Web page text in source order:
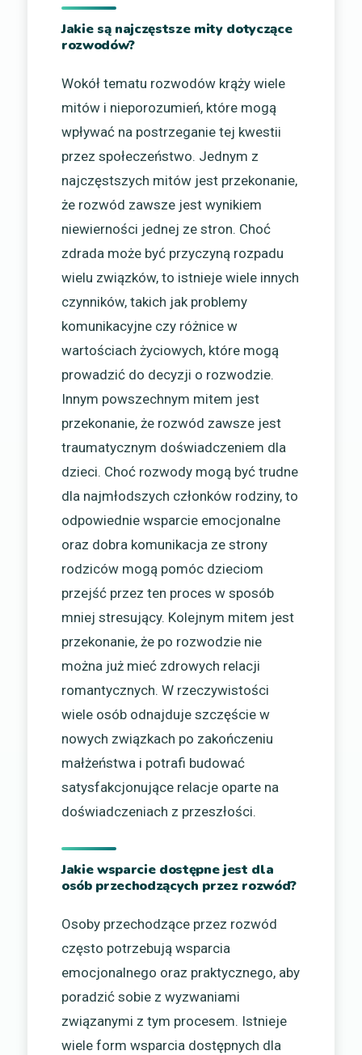
Jakie są najczęstsze mity dotyczące
rozwodów?
Wokół tematu rozwodów krąży wiele
mitów i nieporozumień, które mogą
wpływać na postrzeganie tej kwestii
przez społeczeństwo. Jednym z
najczęstszych mitów jest przekonanie,
że rozwód zawsze jest wynikiem
niewierności jednej ze stron. Choć
zdrada może być przyczyną rozpadu
wielu związków, to istnieje wiele innych
czynników, takich jak problemy
komunikacyjne czy różnice w
wartościach życiowych, które mogą
prowadzić do decyzji o rozwodzie.
Innym powszechnym mitem jest
przekonanie, że rozwód zawsze jest
traumatycznym doświadczeniem dla
dzieci. Choć rozwody mogą być trudne
dla najmłodszych członków rodziny, to
odpowiednie wsparcie emocjonalne
oraz dobra komunikacja ze strony
rodziców mogą pomóc dzieciom
przejść przez ten proces w sposób
mniej stresujący. Kolejnym mitem jest
przekonanie, że po rozwodzie nie
można już mieć zdrowych relacji
romantycznych. W rzeczywistości
wiele osób odnajduje szczęście w
nowych związkach po zakończeniu
małżeństwa i potrafi budować
satysfakcjonujące relacje oparte na
doświadczeniach z przeszłości.
Jakie wsparcie dostępne jest dla
osób przechodzących przez rozwód?
Osoby przechodzące przez rozwód
często potrzebują wsparcia
emocjonalnego oraz praktycznego, aby
poradzić sobie z wyzwaniami
związanymi z tym procesem. Istnieje
wiele form wsparcia dostępnych dla